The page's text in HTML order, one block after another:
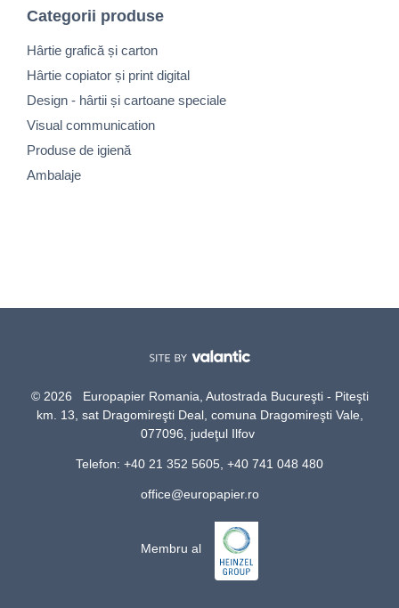
Categorii produse
Hârtie grafică și carton
Hârtie copiator și print digital
Design - hârtii și cartoane speciale
Visual communication
Produse de igienă
Ambalaje
© 2026 Europapier Romania, Autostrada Bucureşti - Piteşti
km. 13, sat Dragomireşti Deal, comuna Dragomireşti Vale,
077096, judeţul Ilfov
Telefon: +40 21 352 5605, +40 741 048 480
office@europapier.ro
Membru al